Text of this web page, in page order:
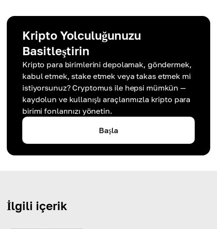
Kripto Yolculuğunuzu
Basitleştirin
Kripto para birimlerini depolamak, göndermek,
kabul etmek, stake etmek veya takas etmek mi
istiyorsunuz? Cryptomus ile hepsi mümkün —
kaydolun ve kullanışlı araçlarımızla kripto para
birimi fonlarınızı yönetin.
Başla
İlgili içerik